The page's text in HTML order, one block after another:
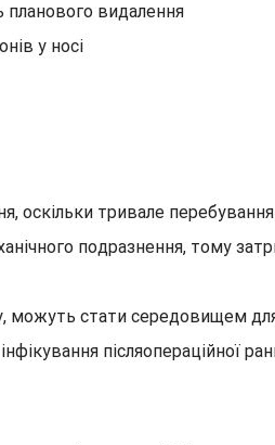
планового видалення
у носі
оскільки тривале
подразнення, тому
стати середовищем
післяопераційної